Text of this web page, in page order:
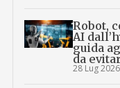
Robot,
AI
guida
da
28 Lug 2026